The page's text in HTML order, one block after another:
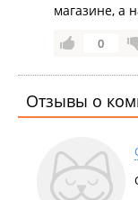
магазине, а
0
Отзывы о